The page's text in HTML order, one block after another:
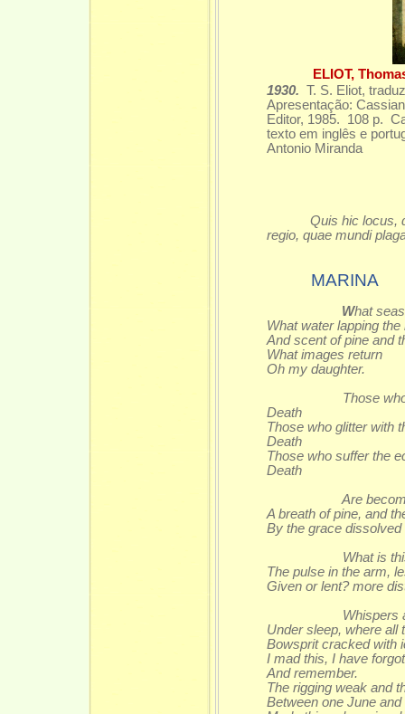
ELIOT,
1930. T. S. Eliot,
Apresentação:
Editor, 1985. 108 p.
texto em inglês e
Antonio Miranda
Quis hic locus,
regio, quae mundi
MARINA
What
What water lapping the
And scent of pine and
What images return
Oh my daughter.
Those who
Death
Those who glitter with
Death
Those who suffer the
Death
Are become
A breath of pine, and
By the grace dissolved
What is this
The pulse in the arm,
Given or lent? more
Whispers
Under sleep, where all
Bowsprit cracked with
I mad this, I have
And remember.
The rigging weak and
Between one June